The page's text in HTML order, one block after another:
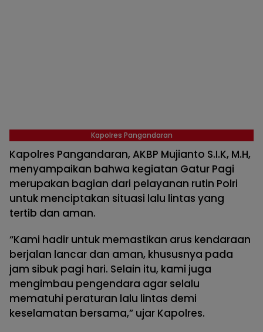
Kapolres Pangandaran
Kapolres Pangandaran, AKBP Mujianto S.I.K, M.H,
menyampaikan bahwa kegiatan Gatur Pagi
merupakan bagian dari pelayanan rutin Polri
untuk menciptakan situasi lalu lintas yang
tertib dan aman.
“Kami hadir untuk memastikan arus kendaraan
berjalan lancar dan aman, khususnya pada
jam sibuk pagi hari. Selain itu, kami juga
mengimbau pengendara agar selalu
mematuhi peraturan lalu lintas demi
keselamatan bersama,” ujar Kapolres.